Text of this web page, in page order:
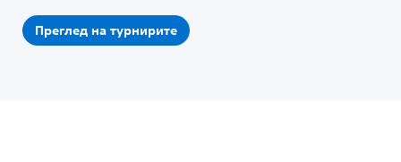
Преглед на турнирите